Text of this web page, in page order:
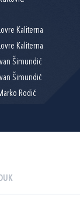
Kaliterna
Kaliterna
Šimundić
Šimundić
Rodić